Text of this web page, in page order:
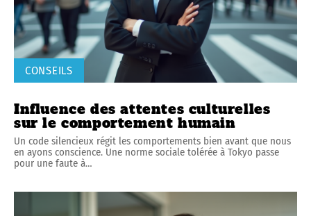
CONSEILS
Influence des attentes culturelles
sur le comportement humain
Un code silencieux régit les comportements bien avant que nous
en ayons conscience. Une norme sociale tolérée à Tokyo passe
pour une faute à…